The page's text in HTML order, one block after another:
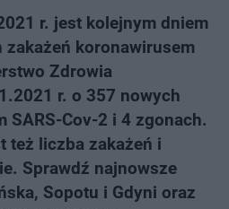
r. jest kolejnym dniem
zakażeń koronawirusem
Zdrowia
r. o 357 nowych
SARS-Cov-2 i 4 zgonach.
też liczba zakażeń i
Sprawdź najnowsze
Sopotu i Gdyni oraz